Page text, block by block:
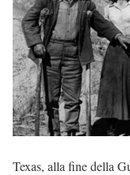
Texas, alla fine della